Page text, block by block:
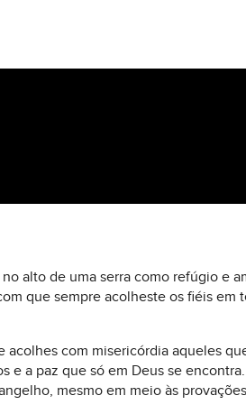
alto de uma serra como refúgio e
que sempre acolheste os fiéis em
acolhes com misericórdia aqueles
e a paz que só em Deus se
mesmo em meio às